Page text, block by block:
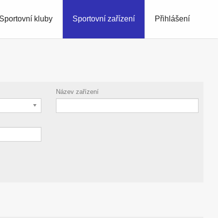
Přihlášení
Sportovní kluby Sportovní zařízení
Název zařízení